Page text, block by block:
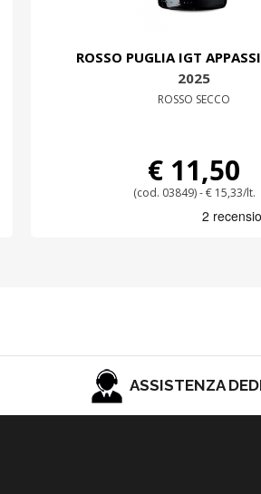
ROSSO PUGLIA IGT
2025
ROSSO SECCO
€ 11,50
(cod. 03849) - € 15,33/lt.
ASSISTENZA